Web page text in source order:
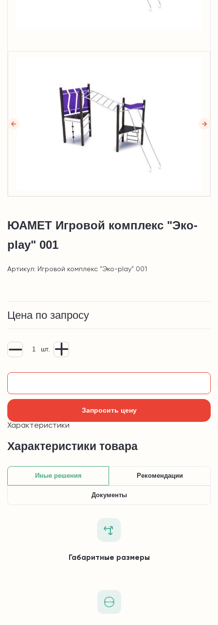
ЮАМЕТ Игровой комплекс "Эко-
play" 001
Артикул: Игровой комплекс "Эко-play" 001
Цена по запросу
шт.
Запросить цену
Характеристики
Характеристики товара
Иные решения Рекомендации
Документы
Габаритные размеры